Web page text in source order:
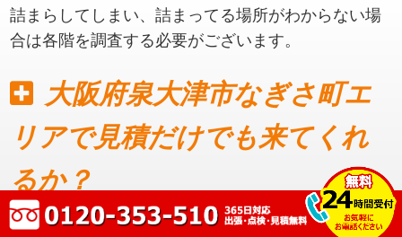
詰まらしてしまい、詰まってる場所がわからない場
合は各階を調査する必要がございます。
大阪府泉大津市なぎさ町エ
リアで見積だけでも来てくれ
るか？
見積もりだけでも可能です。